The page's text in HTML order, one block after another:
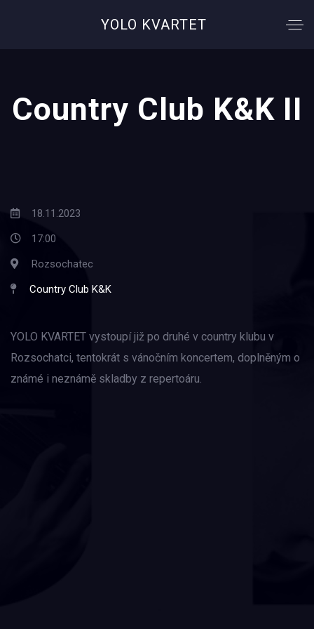
YOLO KVARTET
Country Club K&K II
18.11.2023
17:00
Rozsochatec
Country Club K&K
YOLO KVARTET vystoupí již po druhé v country klubu v
Rozsochatci, tentokrát s vánočním koncertem, doplněným o
známé i neznámě skladby z repertoáru.